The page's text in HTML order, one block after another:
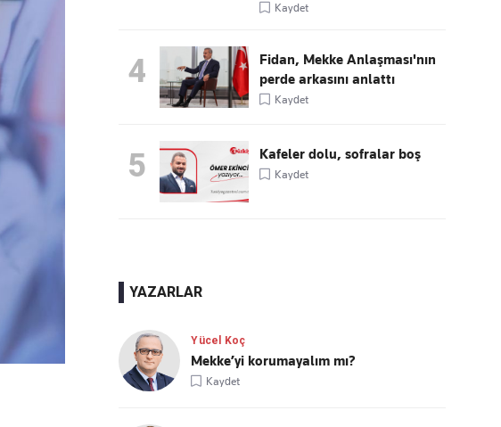
Kaydet
4
Fidan, Mekke Anlaşması'nın
perde arkasını anlattı
Kaydet
5 Kafeler dolu, sofralar boş
Kaydet
YAZARLAR
Yücel Koç
Mekke’yi korumayalım mı?
Kaydet